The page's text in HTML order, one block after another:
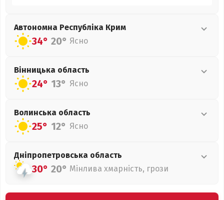
Автономна Республіка Крим
34° 20° Ясно
Вінницька область
24° 13° Ясно
Волинська область
25° 12° Ясно
Дніпропетровська область
30° 20° Мінлива хмарність, грози